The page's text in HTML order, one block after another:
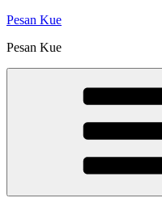
Skip
content
Pesan Kue
Pesan Kue